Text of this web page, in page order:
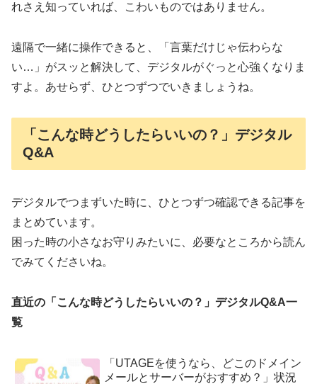
れさえ知っていれば、こわいものではありません。
遠隔で一緒に操作できると、「言葉だけじゃ伝わらな
い…」がスッと解決して、デジタルがぐっと心強くなりま
すよ。あせらず、ひとつずつでいきましょうね。
「こんな時どうしたらいいの？」デジタル
Q&A
デジタルでつまずいた時に、ひとつずつ確認できる記事を
まとめています。
困った時の小さなお守りみたいに、必要なところから読ん
でみてくださいね。
直近の「こんな時どうしたらいいの？」デジタルQ&A一
覧
「UTAGEを使うなら、どこのドメイン
メールとサーバーがおすすめ？」状況